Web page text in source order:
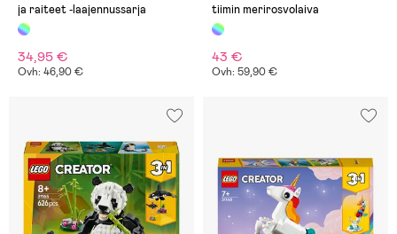
ja raiteet ‑laajennussarja
34,95 €
Ovh: 46,90 €
tiimin merirosvolaiva
43 €
Ovh: 59,90 €